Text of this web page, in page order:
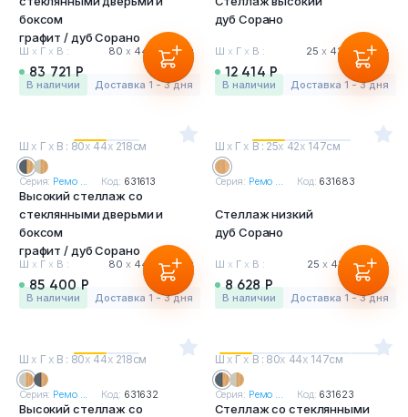
боксом
графит / дуб Сорано
Ш х Г х В : 80 х44 218 см
83 721 Р
в наличии Доставка 1 - 3 дня
дуб Сорано
Ш х Г х В : 25 х 42 218 см
12 414 Р
в наличии Доставка 1 - 3 дня
Ш х Г х В : 80х 44х 218см
Серия: Ремо ... Код: 631613
Высокий стеллаж со
стеклянными дверьми и
боксом
графит / дуб Сорано
Ш х Г х В : 80 х44 218 см
85 400 Р
в наличии Доставка 1 - 3 дня
Ш х Г х В : 25х 42х 147см
Серия: Ремо ... Код: 631683
Стеллаж низкий
дуб Сорано
Ш х Г х В : 25 х 42 147 см
8 628 Р
в наличии Доставка 1 - 3 дня
Ш х Г х В : 80х 44х 218см
Серия: Ремо ... Код: 631632
Высокий стеллаж со
Ш х Г х В : 80х 44х 147см
Серия: Ремо ... Код: 631623
Стеллаж со стеклянными